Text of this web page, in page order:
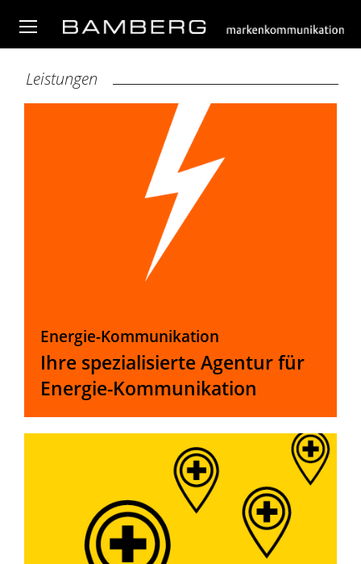
Leistungen
Energie-Kommunikation
Ihre spezialisierte Agentur für
Energie-Kommunikation